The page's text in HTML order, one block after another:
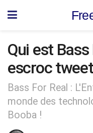
Qui est Bass
escroc
Bass For Real :
monde des
Booba !